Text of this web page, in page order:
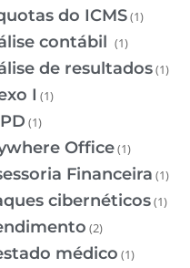
do ICMS(1)
contábil (1)
de resultados(1)
I (1)
(1)
Office(1)
Financeira (1)
cibernéticos(1)
(2)
médico (1)